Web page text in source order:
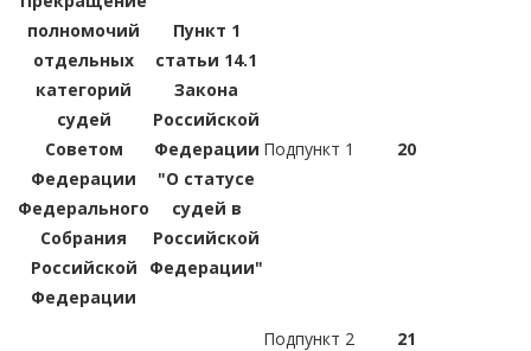
полномочий
отдельных
категорий
судей
Советом
Федерации
Федерального
Собрания
Российской
Федерации
Пункт 1
статьи 14.1
Закона
Российской
Федерации
"О статусе
судей в
Российской
Федерации"
Подпункт 1 20
Подпункт 2
21